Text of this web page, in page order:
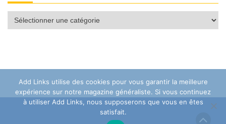
Catégories
Add Links utilise des cookies pour vous garantir la meilleure
expérience sur notre magazine généraliste. Si vous continuez
à utiliser Add Links, nous supposerons que vous en êtes
satisfait.